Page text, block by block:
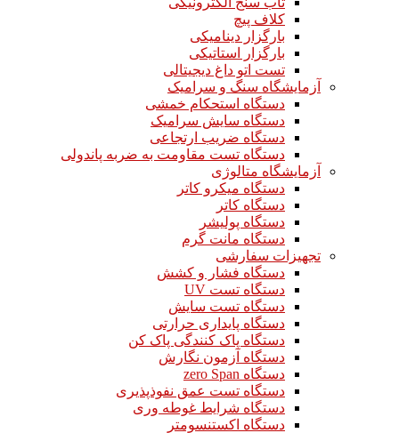
کلاف پیچ
بارگزار دینامیکی
بارگزار استاتیکی
تست اتو داغ دیجیتالی
آزمایشگاه سنگ و سرامیک
دستگاه استحکام خمشی
دستگاه سایش سرامیک
دستگاه ضریب ارتجاعی
دستگاه تست مقاومت به ضربه پاندولی
آزمایشگاه متالوژی
دستگاه میکرو کاتر
دستگاه کاتر
دستگاه پولیشر
دستگاه مانت گرم
تجهیزات سفارشی
دستگاه فشار و کشش
دستگاه تست UV
دستگاه تست سایش
دستگاه پایداری حرارتی
دستگاه پاک کنندگی پاک کن
دستگاه آزمون نگارش
دستگاه zero Span
دستگاه تست عمق نفوذپذیری
دستگاه شرایط غوطه وری
دستگاه اکستنسومتر